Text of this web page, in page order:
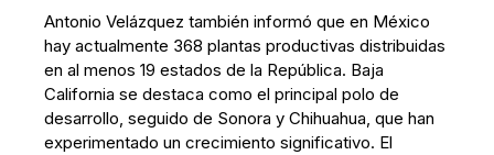
Antonio Velázquez también informó que en México
hay actualmente 368 plantas productivas distribuidas
en al menos 19 estados de la República. Baja
California se destaca como el principal polo de
desarrollo, seguido de Sonora y Chihuahua, que han
experimentado un crecimiento significativo. El